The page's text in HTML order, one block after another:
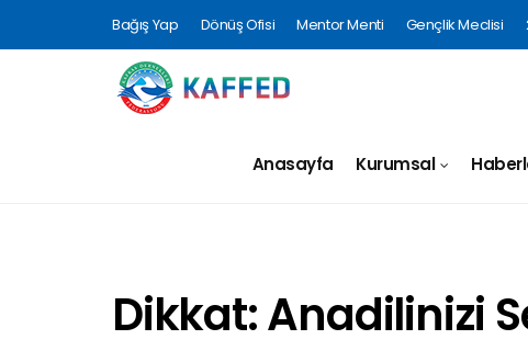
Bağış Yap Dönüş Ofisi Mentor Menti Gençlik Meclisi
Anasayfa Kurumsal
Dikkat: Anadilinizi